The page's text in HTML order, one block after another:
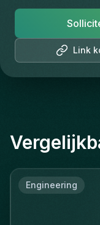
Link
Engineering